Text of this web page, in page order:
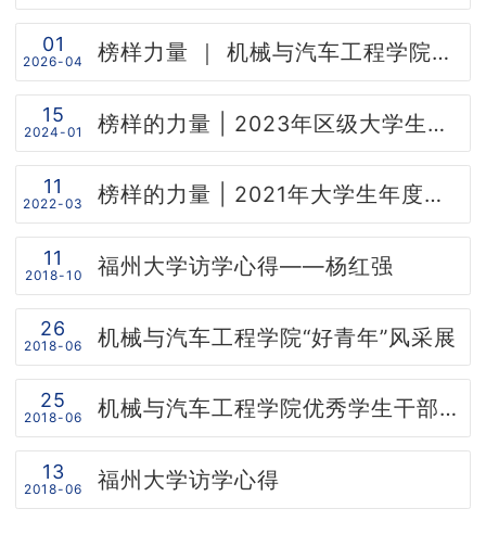
实训实验
招生
就业
学院官网
01
2026-04 榜样力量 ｜ 机械与汽车工程学院就业明星事迹分享
15
2024-01 榜样的力量 | 2023年区级大学生年度人物张雪莹-不负自己，不畏将来
11
2022-03 榜样的力量 | 2021年大学生年度人物杨旭-执着于理想，纯粹于当下
11
2018-10 福州大学访学心得——杨红强
26
2018-06 机械与汽车工程学院“好青年”风采展
25
2018-06 机械与汽车工程学院优秀学生干部风采展——2018
13
2018-06 福州大学访学心得